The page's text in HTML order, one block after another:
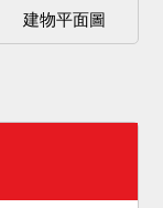
建物平面圖